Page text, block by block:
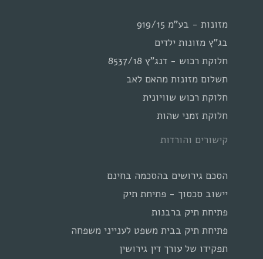
מזונות - בע"מ 919/15
בג"ץ מזונות ילדים
חלוקת רכוש - דנג"ץ 8537/18
תשלום מזונות מהאם לאב
חלוקת רכוש שוויונית
חלוקת זמני שהות
קישורים והורדות
הסכם גירושים בהסכמה בחינם
יישוב סכסוך - פתיחת תיק
פתיחת תיק ברבנות
פתיחת תיק בבית משפט לענייני משפחה
תפקידו של עורך דין גירושין